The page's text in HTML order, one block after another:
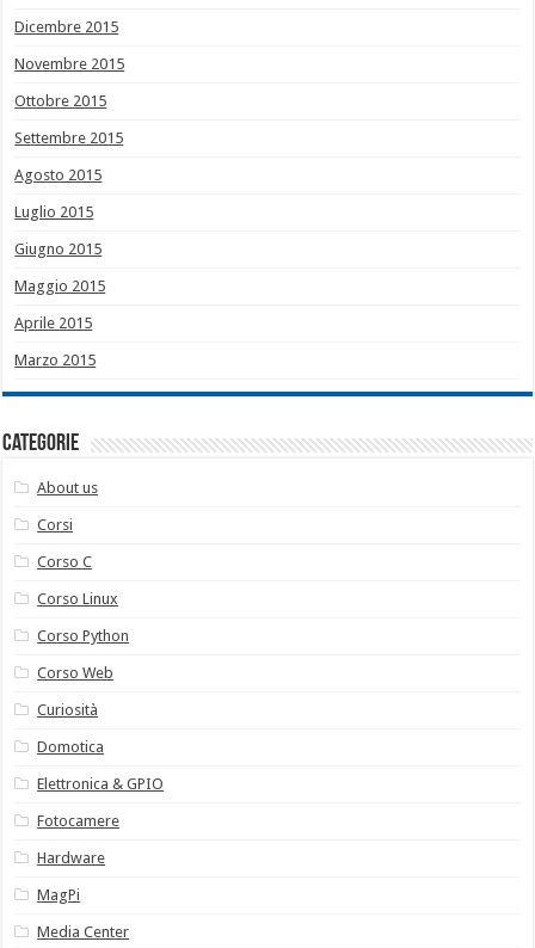
Dicembre 2015
Novembre 2015
Ottobre 2015
Settembre 2015
Agosto 2015
Luglio 2015
Giugno 2015
Maggio 2015
Aprile 2015
Marzo 2015
Categorie
About us
Corsi
Corso C
Corso Linux
Corso Python
Corso Web
Curiosità
Domotica
Elettronica & GPIO
Fotocamere
Hardware
MagPi
Media Center